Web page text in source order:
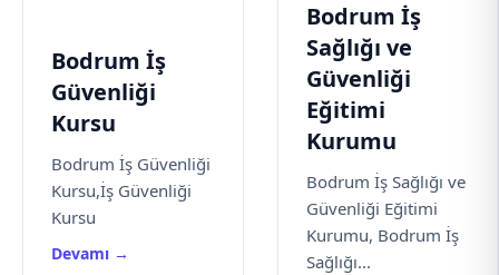
Bodrum İş
Güvenliği
Kursu
Bodrum İş Güvenliği
Kursu,İş Güvenliği
Kursu
Devamı →
Bodrum İş
Sağlığı ve
Güvenliği
Eğitimi
Kurumu
Bodrum İş Sağlığı ve
Güvenliği Eğitimi
Kurumu, Bodrum İş
Sağlığı...